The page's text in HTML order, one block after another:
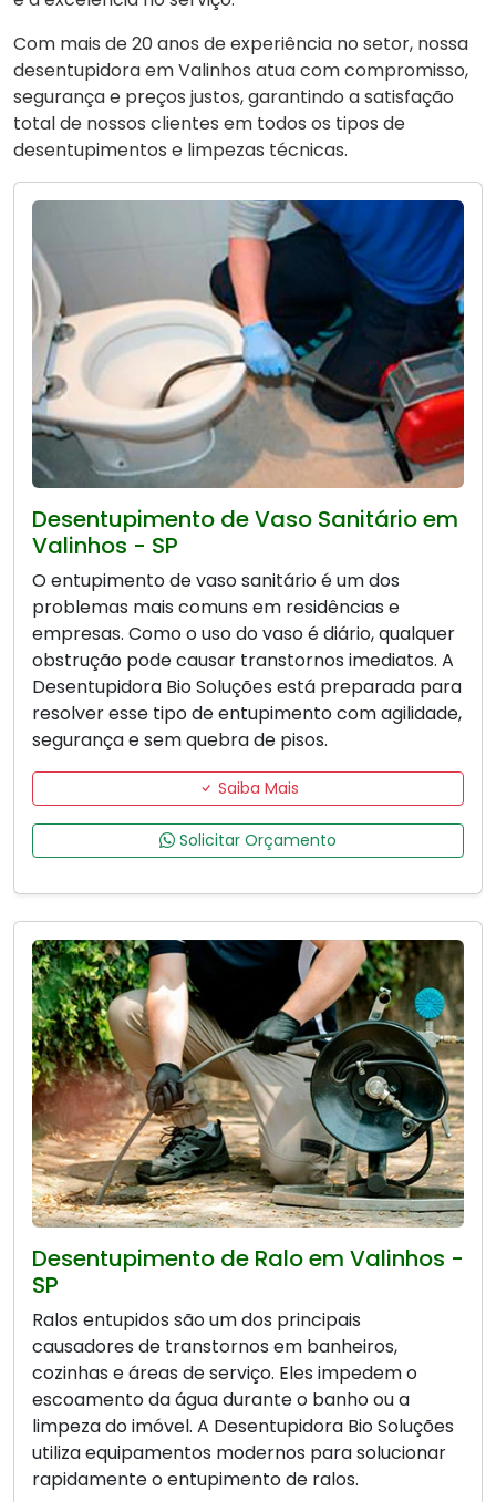
Com mais de 20 anos de experiência no setor, nossa
desentupidora em Valinhos atua com compromisso,
segurança e preços justos, garantindo a satisfação
total de nossos clientes em todos os tipos de
desentupimentos e limpezas técnicas.
Desentupimento de Vaso Sanitário em
Valinhos - SP
O entupimento de vaso sanitário é um dos
problemas mais comuns em residências e
empresas. Como o uso do vaso é diário, qualquer
obstrução pode causar transtornos imediatos. A
Desentupidora Bio Soluções está preparada para
resolver esse tipo de entupimento com agilidade,
segurança e sem quebra de pisos.
Saiba Mais
Solicitar Orçamento
Desentupimento de Ralo em Valinhos -
SP
Ralos entupidos são um dos principais
causadores de transtornos em banheiros,
cozinhas e áreas de serviço. Eles impedem o
escoamento da água durante o banho ou a
limpeza do imóvel. A Desentupidora Bio Soluções
utiliza equipamentos modernos para solucionar
rapidamente o entupimento de ralos.